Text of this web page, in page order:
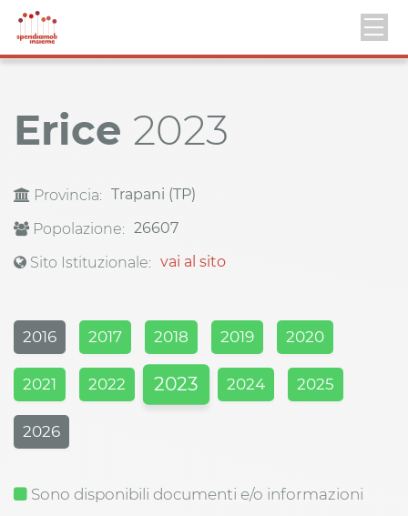
Erice 2023
Provincia: Trapani (TP)
Popolazione: 26607
Sito Istituzionale: vai al sito
2016 2017 2018 2019 2020
2021 2022 2023 2024 2025
2026
Sono disponibili documenti e/o informazioni